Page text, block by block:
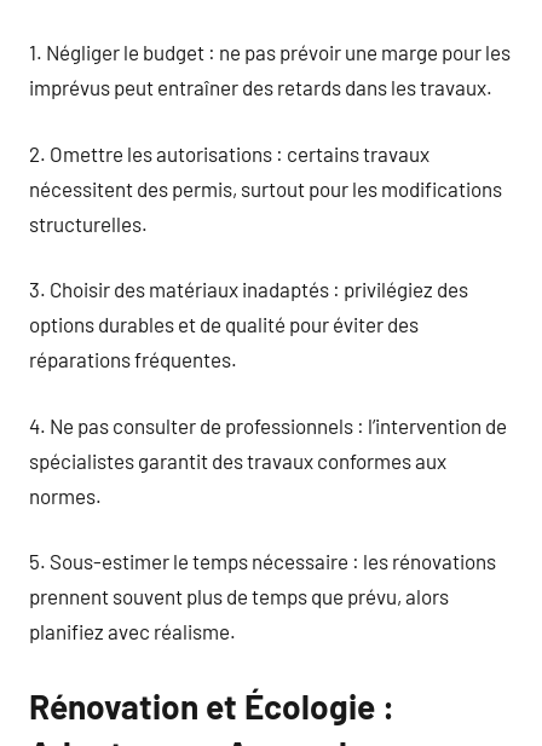
1. Négliger le budget : ne pas prévoir une marge pour les
imprévus peut entraîner des retards dans les travaux.
2. Omettre les autorisations : certains travaux
nécessitent des permis, surtout pour les modifications
structurelles.
3. Choisir des matériaux inadaptés : privilégiez des
options durables et de qualité pour éviter des
réparations fréquentes.
4. Ne pas consulter de professionnels : l’intervention de
spécialistes garantit des travaux conformes aux
normes.
5. Sous-estimer le temps nécessaire : les rénovations
prennent souvent plus de temps que prévu, alors
planifiez avec réalisme.
Rénovation et Écologie :